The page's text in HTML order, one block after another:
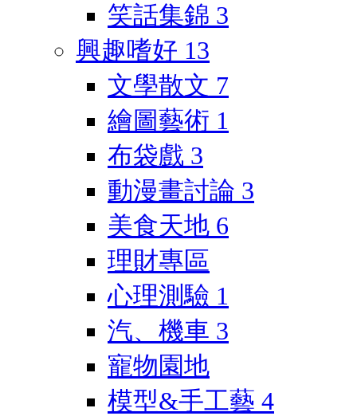
笑話集錦 3
興趣嗜好 13
文學散文 7
繪圖藝術 1
布袋戲 3
動漫畫討論 3
美食天地 6
理財專區
心理測驗 1
汽、機車 3
寵物園地
模型&手工藝 4